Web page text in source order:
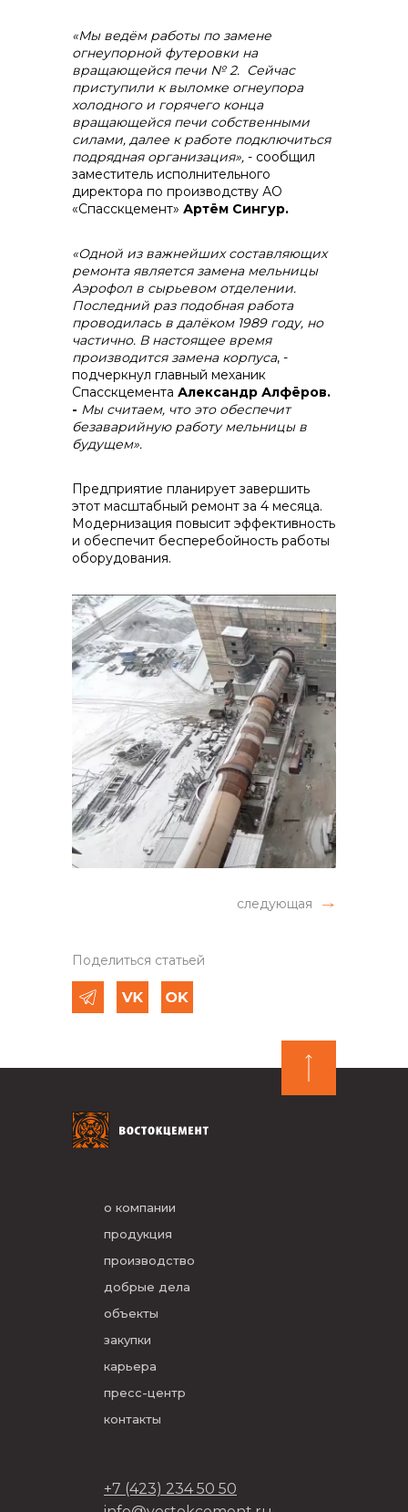
«Мы ведём работы по замене
огнеупорной футеровки на
вращающейся печи № 2. Сейчас
приступили к выломке огнеупора
холодного и горячего конца
вращающейся печи собственными
силами, далее к работе подключиться
подрядная организация», - сообщил
заместитель исполнительного
директора по производству АО
«Спасскцемент» Артём Сингур.
«Одной из важнейших составляющих
ремонта является замена мельницы
Аэрофол в сырьевом отделении.
Последний раз подобная работа
проводилась в далёком 1989 году, но
частично. В настоящее время
производится замена корпуса, -
подчеркнул главный механик
Спасскцемента Александр Алфёров.
- Мы считаем, что это обеспечит
безаварийную работу мельницы в
будущем».
Предприятие планирует завершить
этот масштабный ремонт за 4 месяца.
Модернизация повысит эффективность
и обеспечит бесперебойность работы
оборудования.
следующая
Поделиться статьей
о компании
продукция
производство
добрые дела
объекты
закупки
карьера
пресс-центр
контакты
+7 (423) 234 50 50